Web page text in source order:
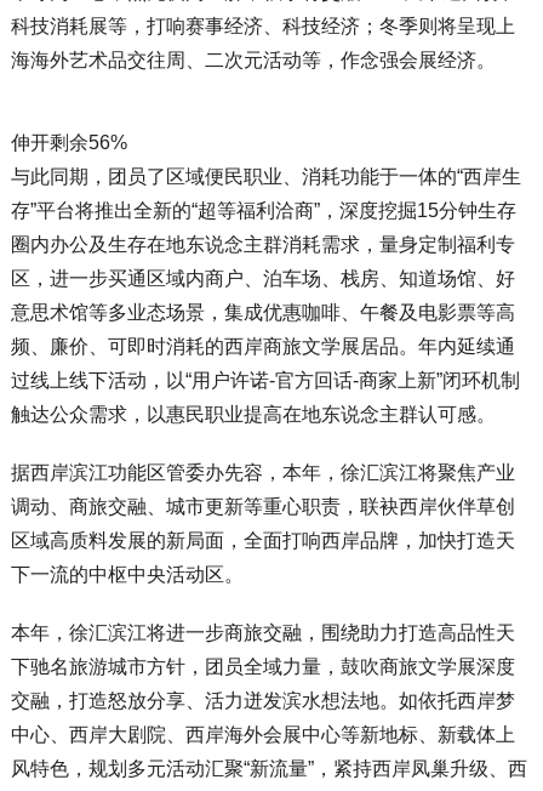
科技消耗展等，打响赛事经济、科技经济；冬季则将呈现上
海海外艺术品交往周、二次元活动等，作念强会展经济。
伸开剩余56%
与此同期，团员了区域便民职业、消耗功能于一体的“西岸生
存”平台将推出全新的“超等福利洽商”，深度挖掘15分钟生存
圈内办公及生存在地东说念主群消耗需求，量身定制福利专
区，进一步买通区域内商户、泊车场、栈房、知道场馆、好
意思术馆等多业态场景，集成优惠咖啡、午餐及电影票等高
频、廉价、可即时消耗的西岸商旅文学展居品。年内延续通
过线上线下活动，以“用户许诺-官方回话-商家上新”闭环机制
触达公众需求，以惠民职业提高在地东说念主群认可感。
据西岸滨江功能区管委办先容，本年，徐汇滨江将聚焦产业
调动、商旅交融、城市更新等重心职责，联袂西岸伙伴草创
区域高质料发展的新局面，全面打响西岸品牌，加快打造天
下一流的中枢中央活动区。
本年，徐汇滨江将进一步商旅交融，围绕助力打造高品性天
下驰名旅游城市方针，团员全域力量，鼓吹商旅文学展深度
交融，打造怒放分享、活力迸发滨水想法地。如依托西岸梦
中心、西岸大剧院、西岸海外会展中心等新地标、新载体上
风特色，规划多元活动汇聚“新流量”，紧持西岸凤巢升级、西